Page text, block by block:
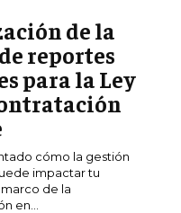
Y CADENA
CONTINUA
de la
reportes
para la Ley
cómo la gestión
impactar tu
de la
en...